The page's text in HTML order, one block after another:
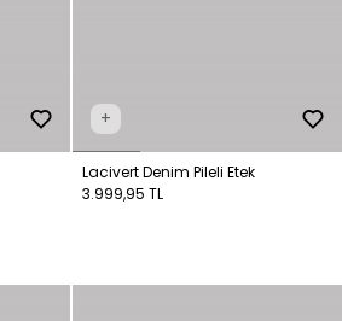
+
Lacivert Denim Pileli Etek
3.999,95 TL